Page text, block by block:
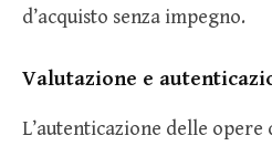
d’acquisto senza impegno.
Valutazione e
L’autenticazione delle